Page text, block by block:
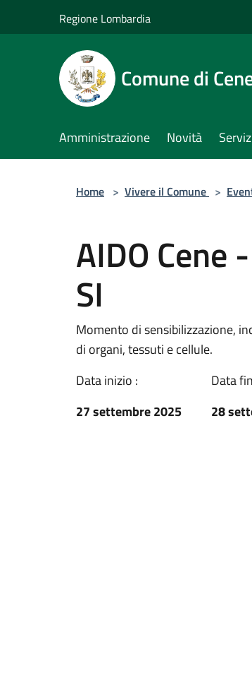
Regione Lombardia
Comune di
Amministrazione Novità
Home > Vivere il Comune >
AIDO Cene
SI
Momento di sensibilizzazione,
di organi, tessuti e cellule.
Data inizio :
27 settembre 2025
Data
28